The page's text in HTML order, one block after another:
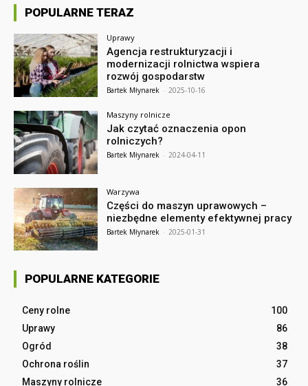
POPULARNE TERAZ
Uprawy
Agencja restrukturyzacji i
modernizacji rolnictwa wspiera
rozwój gospodarstw
Bartek Młynarek - 2025-10-16
Maszyny rolnicze
Jak czytać oznaczenia opon
rolniczych?
Bartek Młynarek - 2024-04-11
Warzywa
Części do maszyn uprawowych –
niezbędne elementy efektywnej pracy
Bartek Młynarek - 2025-01-31
POPULARNE KATEGORIE
Ceny rolne
100
Uprawy
86
Ogród
38
Ochrona roślin
37
Maszyny rolnicze
36